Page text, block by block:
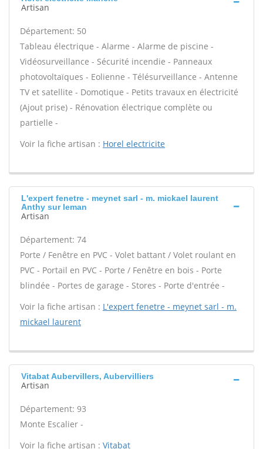
Artisan
Département: 50
Tableau électrique - Alarme - Alarme de piscine -
Vidéosurveillance - Sécurité incendie - Panneaux
photovoltaïques - Eolienne - Télésurveillance - Antenne
TV et satellite - Domotique - Petits travaux en électricité
(Ajout prise) - Rénovation électrique complète ou
partielle -
Voir la fiche artisan : Horel electricite
L'expert fenetre - meynet sarl - m. mickael laurent
Anthy sur leman
Artisan
Département: 74
Porte / Fenêtre en PVC - Volet battant / Volet roulant en
PVC - Portail en PVC - Porte / Fenêtre en bois - Porte
blindée - Portes de garage - Stores - Porte d'entrée -
Voir la fiche artisan : L'expert fenetre - meynet sarl - m.
mickael laurent
Vitabat Aubervillers, Aubervilliers
Artisan
Département: 93
Monte Escalier -
Voir la fiche artisan : Vitabat